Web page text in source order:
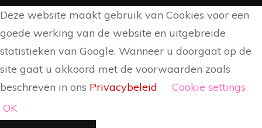
Deze website maakt gebruik van Cookies voor een
goede werking van de website en uitgebreide
statistieken van Google. Wanneer u doorgaat op de
site gaat u akkoord met de voorwaarden zoals
beschreven in ons Privacybeleid
Cookie settings
OK